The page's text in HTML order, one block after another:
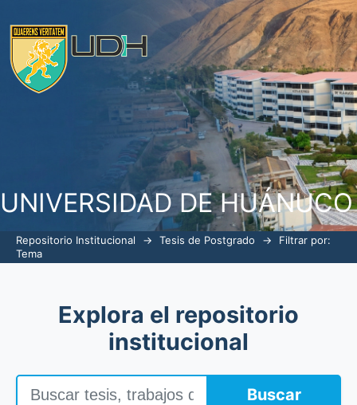
UNIVERSIDAD DE HUÁNUCO
Repositorio Institucional → Tesis de Postgrado →
Filtrar por:
Tema
Explora el repositorio
institucional
Buscar